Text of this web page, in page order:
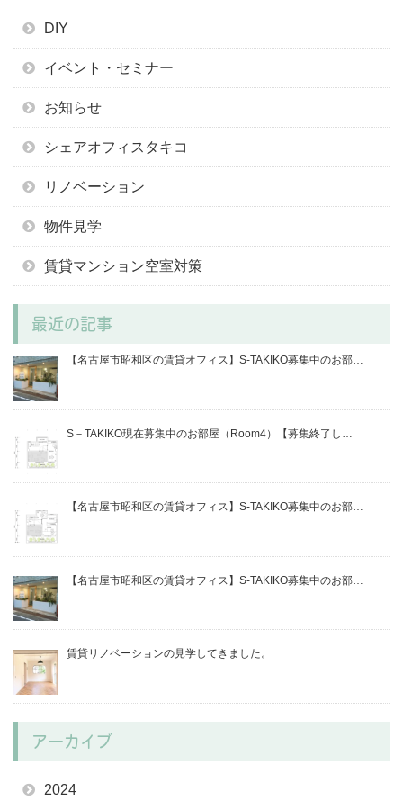
DIY
イベント・セミナー
お知らせ
シェアオフィスタキコ
リノベーション
物件見学
賃貸マンション空室対策
最近の記事
【名古屋市昭和区の賃貸オフィス】S-TAKIKO募集中のお部…
S－TAKIKO現在募集中のお部屋（Room4）【募集終了し…
【名古屋市昭和区の賃貸オフィス】S-TAKIKO募集中のお部…
【名古屋市昭和区の賃貸オフィス】S-TAKIKO募集中のお部…
賃貸リノベーションの見学してきました。
アーカイブ
2024